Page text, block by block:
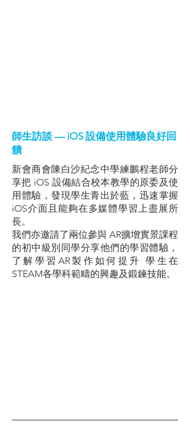
師生訪談 — iOS 設備使用體驗良好回
饋
新會商會陳白沙紀念中學練鵬程老師分
享把 iOS 設備結合校本教學的原委及使
用體驗，發現學生青出於藍，迅速掌握
iOS介面且能夠在多媒體學習上盡展所
長。
我們亦邀請了兩位參與 AR擴增實景課程
的初中級別同學分享他們的學習體驗，
了解學習AR製作如何提升 學生在
STEAM各學科範疇的興趣及鍛鍊技能。